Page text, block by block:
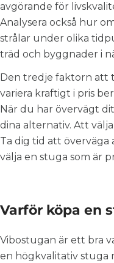
avgörande för
Analysera också hur
strålar under olika
träd och byggnader i
Den tredje faktorn att
variera kraftigt i pris
När du har övervägt
dina alternativ. Att
Ta dig tid att överväga
välja en stuga som är
Varför köpa en
Vibostugan är ett bra
en högkvalitativ stuga